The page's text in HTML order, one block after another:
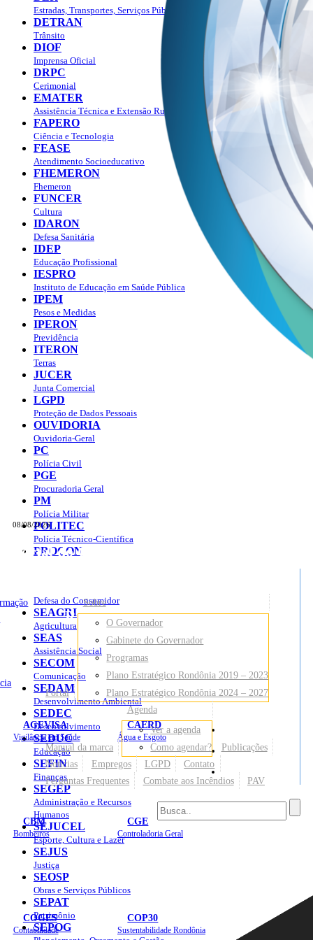
08/08/2026
Portal do Governo do
Rondônia
AGEVISA
Vigilância em Saúde
CAERD
Água e Esgoto
CBM
Bombeiros
CGE
Controladoria Geral
COGES
Contabilidade
COP30
Sustentabilidade Rondônia
Sites
Portal
Sobre
O Governador
Gabinete do Governador
Programas
Plano Estratégico Rondônia 2019 – 2023
Plano Estratégico Rondônia 2024 – 2027
Manual da marca
Agenda
Ver a agenda
Como agendar?
Publicações
Notícias
Empregos LGPD
Contato
Perguntas Frequentes
Combate aos Incêndios PAV
Estradas, Transportes, Serviços Públicos
DETRAN
Trânsito
DIOF
Imprensa Oficial
DRPC
Cerimonial
EMATER
Assistência Técnica e Extensão Rural
FAPERO
Ciência e Tecnologia
FEASE
Atendimento Socioeducativo
FHEMERON
Fhemeron
FUNCER
Cultura
IDARON
Defesa Sanitária
IDEP
Educação Profissional
IESPRO
Instituto de Educação em Saúde Pública
IPEM
Pesos e Medidas
IPERON
Previdência
ITERON
Terras
JUCER
Junta Comercial
LGPD
Proteção de Dados Pessoais
OUVIDORIA
Ouvidoria-Geral
PC
Polícia Civil
PGE
Procuradoria Geral
PM
Polícia Militar
POLITEC
Polícia Técnico-Científica
PROCON
Defesa do Consumidor
SEAGRI
Agricultura
SEAS
Assistência Social
SECOM
Comunicação
SEDAM
Desenvolvimento Ambiental
SEDEC
Desenvolvimento
SEDUC
Educação
SEFIN
Finanças
SEGEP
Administração e Recursos
Humanos
SEJUCEL
Esporte, Cultura e Lazer
SEJUS
Justiça
SEOSP
Obras e Serviços Públicos
SEPAT
Patrimônio
SEPOG